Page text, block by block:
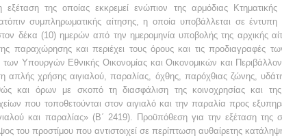
της οποίας εκκρεμεί ενώπιον της αρμόδιας
συμπληρωματικής αίτησης, η οποία υποβάλλεται σε
δέκα (10) ημερών από την ημερομηνία υποβολής της αρχικής
παραχώρησης και περιέχει τους όρους και τις
Υπουργών Εθνικής Οικονομίας και Οικονομικών και
απλής χρήσης αιγιαλού, παραλίας, όχθης, παρόχθιας ζώνης,
και όρων με σκοπό τη διασφάλιση της κοινοχρησίας και
που τοποθετούνται στον αιγιαλό και την παραλία προς
και παραλίας» (Β΄ 2419). Προϋπόθεση για την εξέταση της
του προστίμου που αντιστοιχεί σε περίπτωση αυθαίρετης